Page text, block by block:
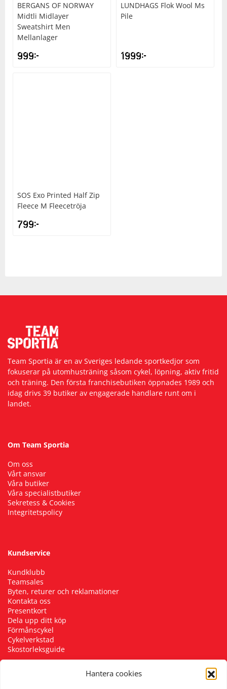
Hantera cookies
BERGANS OF NORWAY
Midtli Midlayer
Sweatshirt Men
Mellanlager
999kr
LUNDHAGS Flok Wool Ms
Pile
1999kr
SOS Exo Printed Half Zip
Fleece M Fleecetröja
799kr
Team Sportia är en av Sveriges ledande sportkedjor som
fokuserar på utomhusträning såsom cykel, löpning, aktiv fritid
och träning. Den första franchisebutiken öppnades 1989 och
idag drivs 39 butiker av engagerade handlare runt om i
landet.
Om Team Sportia
Om oss
Vårt ansvar
Våra butiker
Våra specialistbutiker
Sekretess & Cookies
Integritetspolicy
Kundservice
Kundklubb
Teamsales
Byten, returer och reklamationer
Kontakta oss
Presentkort
Dela upp ditt köp
Förmånscykel
Cykelverkstad
Skostorleksguide